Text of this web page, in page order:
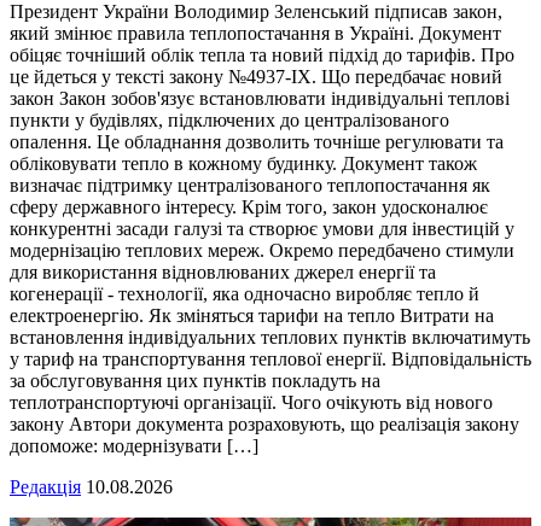
Президент України Володимир Зеленський підписав закон,
який змінює правила теплопостачання в Україні. Документ
обіцяє точніший облік тепла та новий підхід до тарифів. Про
це йдеться у тексті закону №4937-ІХ. Що передбачає новий
закон Закон зобов'язує встановлювати індивідуальні теплові
пункти у будівлях, підключених до централізованого
опалення. Це обладнання дозволить точніше регулювати та
обліковувати тепло в кожному будинку. Документ також
визначає підтримку централізованого теплопостачання як
сферу державного інтересу. Крім того, закон удосконалює
конкурентні засади галузі та створює умови для інвестицій у
модернізацію теплових мереж. Окремо передбачено стимули
для використання відновлюваних джерел енергії та
когенерації - технології, яка одночасно виробляє тепло й
електроенергію. Як зміняться тарифи на тепло Витрати на
встановлення індивідуальних теплових пунктів включатимуть
у тариф на транспортування теплової енергії. Відповідальність
за обслуговування цих пунктів покладуть на
теплотранспортуючі організації. Чого очікують від нового
закону Автори документа розраховують, що реалізація закону
допоможе: модернізувати […]
Редакція 10.08.2026